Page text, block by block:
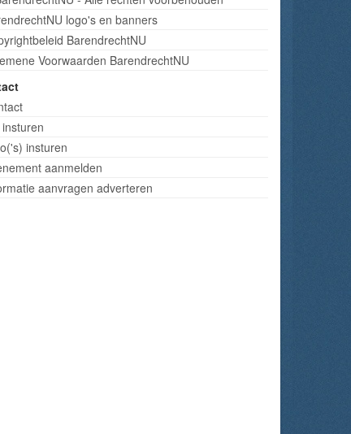
logo's en banners
BarendrechtNU
Voorwaarden BarendrechtNU
insturen
aanmelden
aanvragen adverteren